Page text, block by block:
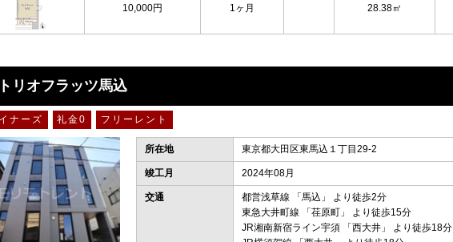
10,000円
1ヶ月
28.38㎡
リオフラッツ馬込
ナーズ 礼金0 フリーレント
所在地 東京都大田区東馬込１丁目29-2
竣工月 2024年08月
交通 都営浅草線 「 馬込 」 より徒歩2分
東急大井町線 「 荏原町 」 より徒歩15分
JR湘南新宿ライン宇須 「 西大井 」 より徒歩18分